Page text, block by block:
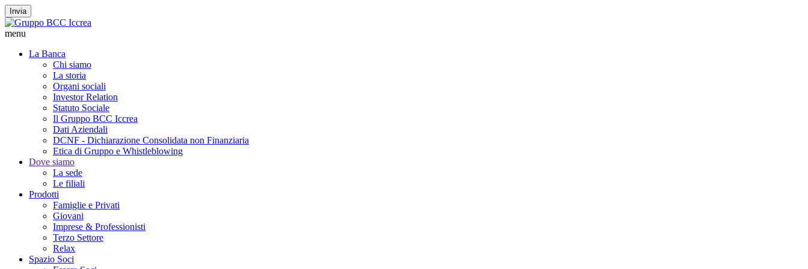
Invia
menu
La Banca
Chi siamo
La storia
Organi sociali
Investor Relation
Statuto Sociale
Il Gruppo BCC Iccrea
Dati Aziendali
DCNF - Dichiarazione Consolidata non Finanziaria
Etica di Gruppo e Whistleblowing
Dove siamo
La sede
Le filiali
Prodotti
Famiglie e Privati
Giovani
Imprese & Professionisti
Terzo Settore
Relax
Spazio Soci